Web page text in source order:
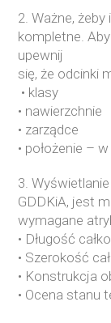
2. Ważne,
kompletne.
upewnij
się, że odcinki
• klasy
• nawierzchnie
• zarządce
• położenie –
3.
GDDKiA, jest
wymagane
• Długość
• Szerokość
• Konstrukcja
• Ocena stanu